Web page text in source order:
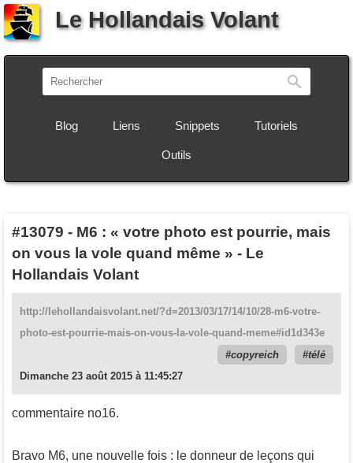
Le Hollandais Volant
Blog Liens Snippets Tutoriels
Outils
#13079 - M6 : « votre photo est pourrie, mais
on vous la vole quand même » - Le
Hollandais Volant
http://lehollandaisvolant.net/?d=2013/03/17/14/10/28-m6-votre-
photo-est-pourrie-mais-on-vous-la-vole-quand-meme#id1d343e
copyreich
télé
Dimanche 23 août 2015 à 11:45:27
commentaire no16.
Bravo M6, une nouvelle fois : le donneur de leçons qui